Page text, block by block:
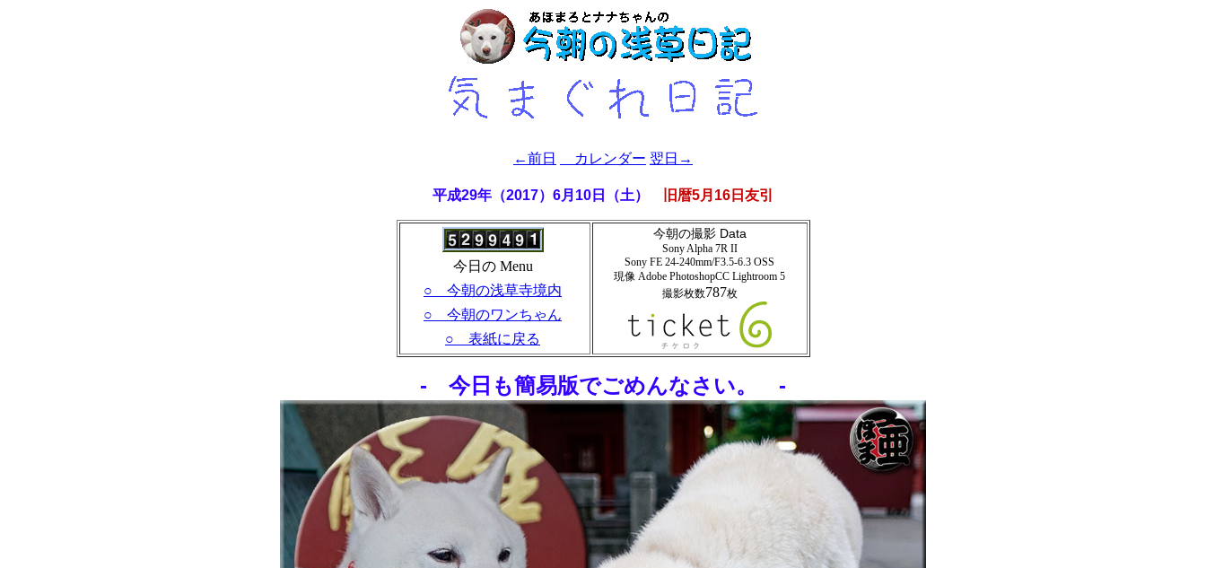
←前日 カレンダー 翌日→
平成29年（2017）6月10日（土） 旧暦5月16日友引
今日の Menu
○ 今朝の浅草寺境内
○ 今朝のワンちゃん
○ 表紙に戻る
今朝の撮影 Data
Sony Alpha 7R II
Sony FE 24-240mm/F3.5-6.3 OSS
現像 Adobe PhotoshopCC Lightroom 5
撮影枚数787枚
- 今日も簡易版でごめんなさい。 -